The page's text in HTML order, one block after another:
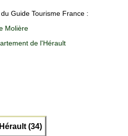
Guide Tourisme France :
Molière
de l'Hérault
Hérault (34)